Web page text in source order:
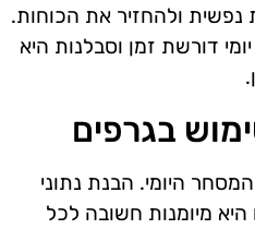
נפשית ולהחזיר את הכוחות.
דורשת זמן וסבלנות היא
בגרפים
היומי. הבנת נתוני
מיומנות חשובה לכל